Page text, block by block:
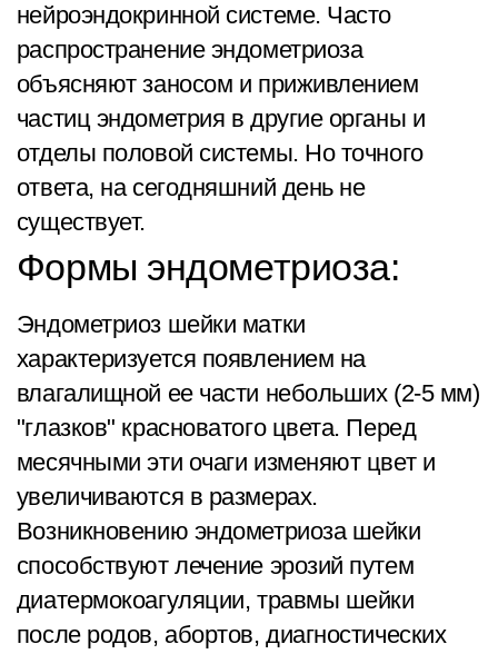
нейроэндокринной системе. Часто
распространение эндометриоза
объясняют заносом и приживлением
частиц эндометрия в другие органы и
отделы половой системы. Но точного
ответа, на сегодняшний день не
существует.
Формы эндометриоза:
Эндометриоз шейки матки
характеризуется появлением на
влагалищной ее части небольших (2-5 мм)
"глазков" красноватого цвета. Перед
месячными эти очаги изменяют цвет и
увеличиваются в размерах.
Возникновению эндометриоза шейки
способствуют лечение эрозий путем
диатермокоагуляции, травмы шейки
после родов, абортов, диагностических